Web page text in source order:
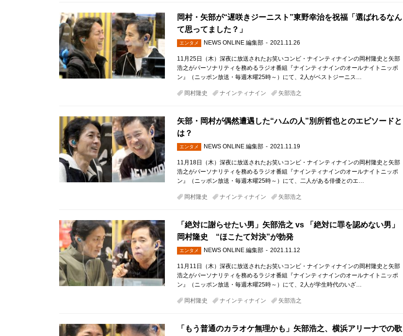
岡村・矢部が“遅咲きジーニスト”東野幸治を祝福「選ばれるなん
て思ってました？」
エンタメ NEWS ONLINE 編集部 2021.11.26
11月25日（木）深夜に放送されたお笑いコンビ・ナインティナインの岡村隆史と矢部
浩之がパーソナリティを務めるラジオ番組『ナインティナインのオールナイトニッポ
ン』（ニッポン放送・毎週木曜25時～）にて、2人がベストジーニス…
岡村隆史 ナインティナイン 矢部浩之
矢部・岡村が偶然遭遇した“ハムの人”別所哲也とのエピソードと
は？
エンタメ NEWS ONLINE 編集部 2021.11.19
11月18日（木）深夜に放送されたお笑いコンビ・ナインティナインの岡村隆史と矢部
浩之がパーソナリティを務めるラジオ番組『ナインティナインのオールナイトニッポ
ン』（ニッポン放送・毎週木曜25時～）にて、二人がある俳優とのエ…
岡村隆史 ナインティナイン 矢部浩之
「絶対に謝らせたい男」矢部浩之 vs 「絶対に罪を認めない男」
岡村隆史 “ほこたて対決”が勃発
エンタメ NEWS ONLINE 編集部 2021.11.12
11月11日（木）深夜に放送されたお笑いコンビ・ナインティナインの岡村隆史と矢部
浩之がパーソナリティを務めるラジオ番組『ナインティナインのオールナイトニッポ
ン』（ニッポン放送・毎週木曜25時～）にて、2人が学生時代のいざ…
岡村隆史 ナインティナイン 矢部浩之
「もう普通のカラオケ無理かも」矢部浩之、横浜アリーナでの歌